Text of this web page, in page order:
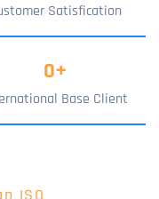
Satisfication
0+
Base Client